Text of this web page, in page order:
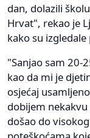
dan, dolazili
Hrvat", rekao je
kako su izgledale
"Sanjao sam 20-
kao da mi je
osjećaj
dobijem
došao do